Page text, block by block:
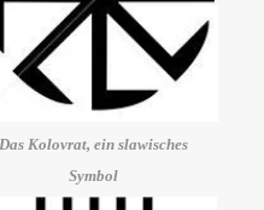
Das Kolovrat, ein slawisches
Symbol